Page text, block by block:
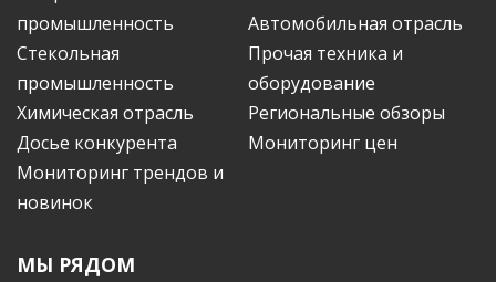
промышленность
Автомобильная отрасль
Стекольная
промышленность
Прочая техника и
оборудование
Химическая отрасль
Региональные обзоры
Досье конкурента
Мониторинг цен
Мониторинг трендов и
новинок
МЫ РЯДОМ